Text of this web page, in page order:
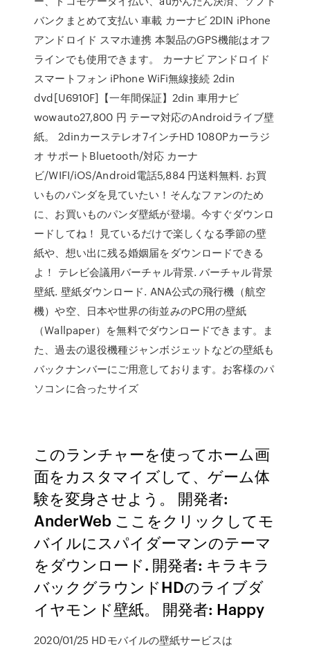
バンクまとめて支払い 車載 カーナビ 2DIN iPhone
アンドロイド スマホ連携 本製品のGPS機能はオフ
ラインでも使用できます。 カーナビ アンドロイド
スマートフォン iPhone WiFi無線接続 2din
dvd[U6910F]【一年間保証】2din 車用ナビ
wowauto27,800 円 テーマ対応のAndroidライブ壁
紙。 2dinカーステレオ7インチHD 1080Pカーラジ
オ サポートBluetooth/対応 カーナ
ビ/WIFI/iOS/Android電話5,884 円送料無料. お買
いものパンダを見ていたい！そんなファンのため
に、お買いものパンダ壁紙が登場。今すぐダウンロ
ードしてね！ 見ているだけで楽しくなる季節の壁
紙や、想い出に残る婚姻届をダウンロードできる
よ！ テレビ会議用バーチャル背景. バーチャル背景
壁紙. 壁紙ダウンロード. ANA公式の飛行機（航空
機）や空、日本や世界の街並みのPC用の壁紙
（Wallpaper）を無料でダウンロードできます。ま
た、過去の退役機種ジャンボジェットなどの壁紙も
バックナンバーにご用意しております。お客様のパ
ソコンに合ったサイズ
このランチャーを使ってホーム画
面をカスタマイズして、ゲーム体
験を変身させよう。 開発者:
AnderWeb ここをクリックしてモ
バイルにスパイダーマンのテーマ
をダウンロード. 開発者: キラキラ
バックグラウンドHDのライブダ
イヤモンド壁紙。 開発者: Happy
2020/01/25 HDモバイルの壁紙サービスは